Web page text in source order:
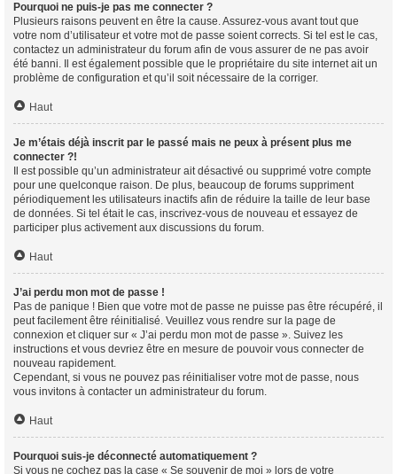
Pourquoi ne puis-je pas me connecter ?
Plusieurs raisons peuvent en être la cause. Assurez-vous avant tout que
votre nom d’utilisateur et votre mot de passe soient corrects. Si tel est le cas,
contactez un administrateur du forum afin de vous assurer de ne pas avoir
été banni. Il est également possible que le propriétaire du site internet ait un
problème de configuration et qu’il soit nécessaire de la corriger.
Haut
Je m’étais déjà inscrit par le passé mais ne peux à présent plus me
connecter ?!
Il est possible qu’un administrateur ait désactivé ou supprimé votre compte
pour une quelconque raison. De plus, beaucoup de forums suppriment
périodiquement les utilisateurs inactifs afin de réduire la taille de leur base
de données. Si tel était le cas, inscrivez-vous de nouveau et essayez de
participer plus activement aux discussions du forum.
Haut
J’ai perdu mon mot de passe !
Pas de panique ! Bien que votre mot de passe ne puisse pas être récupéré, il
peut facilement être réinitialisé. Veuillez vous rendre sur la page de
connexion et cliquer sur « J’ai perdu mon mot de passe ». Suivez les
instructions et vous devriez être en mesure de pouvoir vous connecter de
nouveau rapidement.
Cependant, si vous ne pouvez pas réinitialiser votre mot de passe, nous
vous invitons à contacter un administrateur du forum.
Haut
Pourquoi suis-je déconnecté automatiquement ?
Si vous ne cochez pas la case « Se souvenir de moi » lors de votre